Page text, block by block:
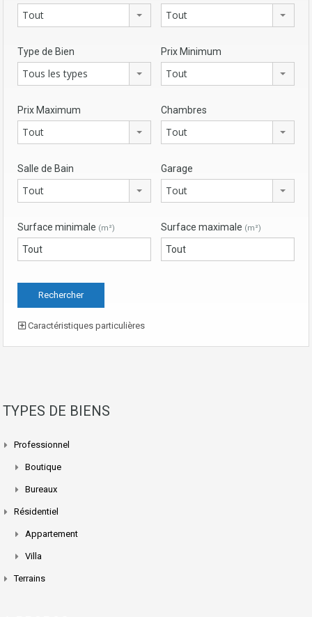
Tout Tout
Type de Bien
Tous les types
Prix Minimum
Tout
Prix Maximum
Tout
Chambres
Tout
Salle de Bain
Tout
Garage
Tout
Surface minimale (m²) Surface maximale (m²)
Caractéristiques particulières
TYPES DE BIENS
Professionnel
Boutique
Bureaux
Résidentiel
Appartement
Villa
Terrains